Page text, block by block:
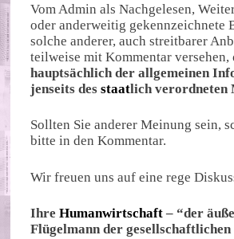
Vom Admin als Nachgelesen,
oder anderweitig gekennzeichnete
solche anderer, auch streitbarer
teilweise mit Kommentar versehen,
hauptsächlich der allgemeinen
jenseits desstaatlich verordneten
Sollten Sie anderer Meinung sein,
bitte in den Kommentar.
Wir freuen uns auf eine rege
IhreHumanwirtschaft – “der
Flügelmann der